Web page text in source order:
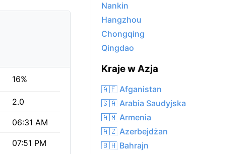
16%
2.0
06:31 AM
07:51 PM
Nankin
Hangzhou
Chongqing
Qingdao
Kraje w Azja
🇦🇫 Afganistan
🇸🇦 Arabia Saudyjska
🇦🇲 Armenia
🇦🇿 Azerbejdżan
🇧🇭 Bahrajn